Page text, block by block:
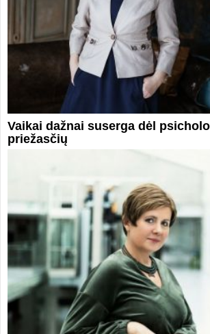
Vaikai dažnai suserga dėl
priežasčių